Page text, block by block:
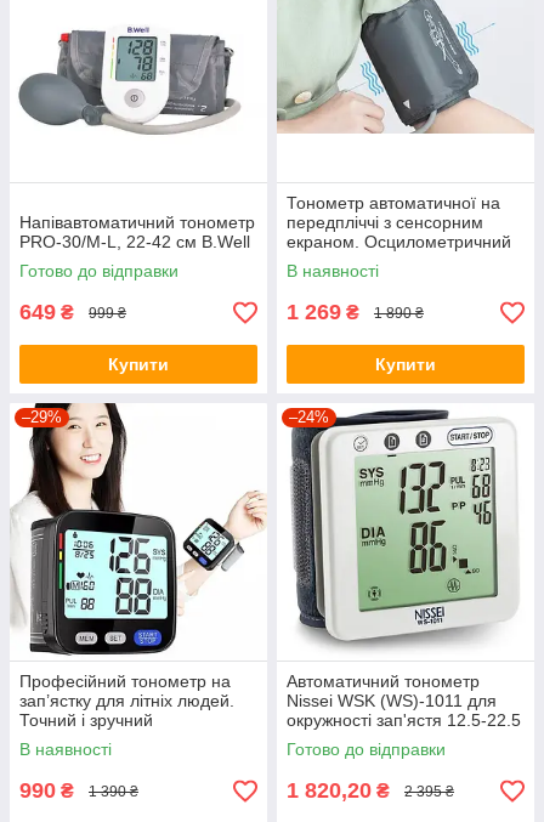
Напівавтоматичний тонометр
PRO-30/M-L, 22-42 см B.Well
Готово до відправки
649 ₴ 999 ₴
Купити
Тонометр автоматичної на
передпліччі з сенсорним
екраном. Осцилометричний
тонометр (U81Q)
В наявності
1 269 ₴ 1 890 ₴
Купити
–29%
Професійний тонометр на
зап’ястку для літніх людей.
Точний і зручний
вісциллометрічний
В наявності
990 ₴ 1 390 ₴
–24%
Автоматичний тонометр
Nissei WSK (WS)-1011 для
окружності зап'ястя 12.5-22.5
см
Готово до відправки
1 820,20 ₴ 2 395 ₴